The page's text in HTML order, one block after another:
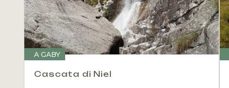
A GABY
Cascata di Niel